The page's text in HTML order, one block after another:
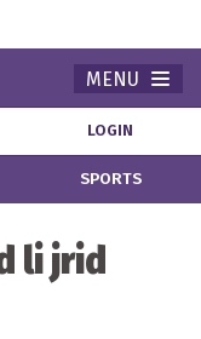
MENU
LOGIN
SPORTS
li jrid